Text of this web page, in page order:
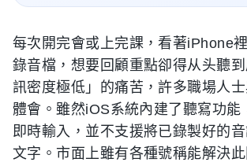
每次開完會或上完課，看著iPhone
錄音檔，想要回顧重點卻得从头聽
訊密度極低」的痛苦，許多職場人
體會。雖然iOS系統內建了聽寫功能
即時輸入，並不支援將已錄製好的
文字。市面上雖有各種號稱能解決此